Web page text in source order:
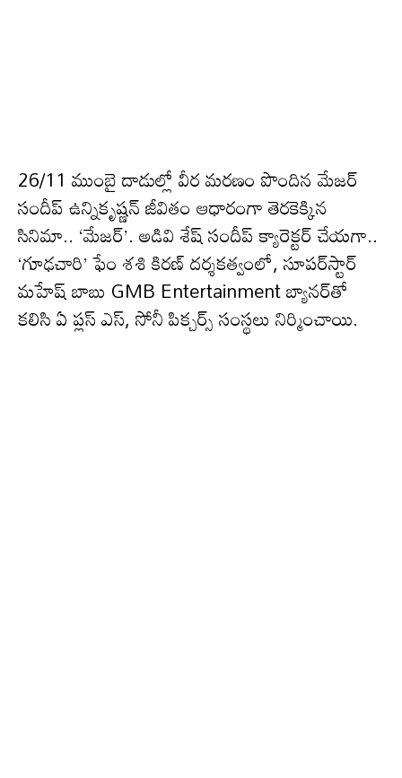
26/11 ముంబై దాడుల్లో వీర మరణం పొందిన మేజర్
సందీప్ ఉన్నికృష్ణన్ జీవితం ఆధారంగా తెరకెక్కిన
సినిమా.. ‘మేజర్’. అడివి శేష్ సందీప్ క్యారెక్టర్ చేయగా..
‘గూఢచారి’ ఫేం శశి కిరణ్ దర్శకత్వంలో, సూపర్‌స్టార్
మహేష్ బాబు GMB Entertainment బ్యానర్‌తో
కలిసి ఏ ప్లస్ ఎస్, సోనీ పిక్చర్స్ సంస్థలు నిర్మించాయి.